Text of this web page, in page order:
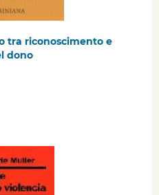
tra riconoscimento e
dono